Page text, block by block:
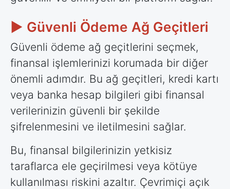
► Güvenli Ödeme Ağ Geçitleri
Güvenli ödeme ağ geçitlerini seçmek,
finansal işlemlerinizi korumada bir diğer
önemli adımdır. Bu ağ geçitleri, kredi kartı
veya banka hesap bilgileri gibi finansal
verilerinizin güvenli bir şekilde
şifrelenmesini ve iletilmesini sağlar.
Bu, finansal bilgilerinizin yetkisiz
taraflarca ele geçirilmesi veya kötüye
kullanılması riskini azaltır. Çevrimiçi açık